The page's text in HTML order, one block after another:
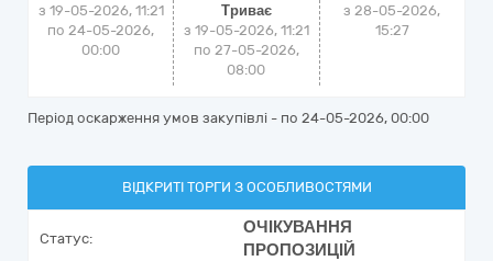
з 19-05-2026, 11:21
по 24-05-2026,
00:00
Триває
з 19-05-2026, 11:21
по 27-05-2026,
08:00
з28-05-2026,
15:27
Період оскарження умов закупівлі - по 24-05-2026, 00:00
ВІДКРИТІ ТОРГИ З ОСОБЛИВОСТЯМИ
Статус:
ОЧІКУВАННЯ
ПРОПОЗИЦІЙ